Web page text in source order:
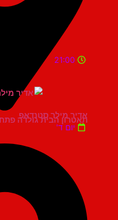
תאטרון הבית גולדה פתח תקווה
21:00
אדיר מילר סטנדאפ
יום ד'